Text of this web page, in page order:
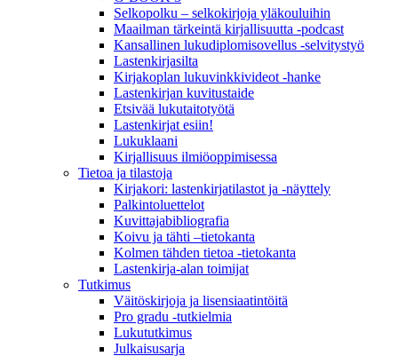
Selkopolku – selkokirjoja yläkouluihin
Maailman tärkeintä kirjallisuutta -podcast
Kansallinen lukudiplomisovellus -selvitystyö
Lastenkirjasilta
Kirjakoplan lukuvinkkivideot -hanke
Lastenkirjan kuvitustaide
Etsivää lukutaitotyötä
Lastenkirjat esiin!
Lukuklaani
Kirjallisuus ilmiöoppimisessa
Tietoa ja tilastoja
Kirjakori: lastenkirjatilastot ja -näyttely
Palkintoluettelot
Kuvittaja­bibliografia
Koivu ja tähti –tietokanta
Kolmen tähden tietoa -tietokanta
Lastenkirja-alan toimijat
Tutkimus
Väitöskirjoja ja lisensiaatintöitä
Pro gradu -tutkielmia
Lukututkimus
Julkaisusarja